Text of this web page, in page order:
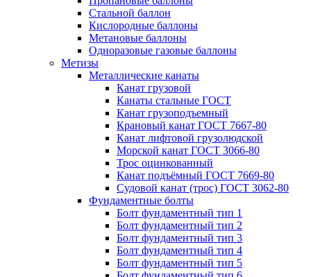
Стальной баллон
Кислородные баллоны
Метановые баллоны
Одноразовые газовые баллоны
Метизы
Металлические канаты
Канат грузовой
Канаты стальные ГОСТ
Канат грузоподъемный
Крановый канат ГОСТ 7667-80
Канат лифтовой грузолюдской
Морской канат ГОСТ 3066-80
Трос оцинкованный
Канат подъёмный ГОСТ 7669-80
Судовой канат (трос) ГОСТ 3062-80
Фундаментные болты
Болт фундаментный тип 1
Болт фундаментный тип 2
Болт фундаментный тип 3
Болт фундаментный тип 4
Болт фундаментный тип 5